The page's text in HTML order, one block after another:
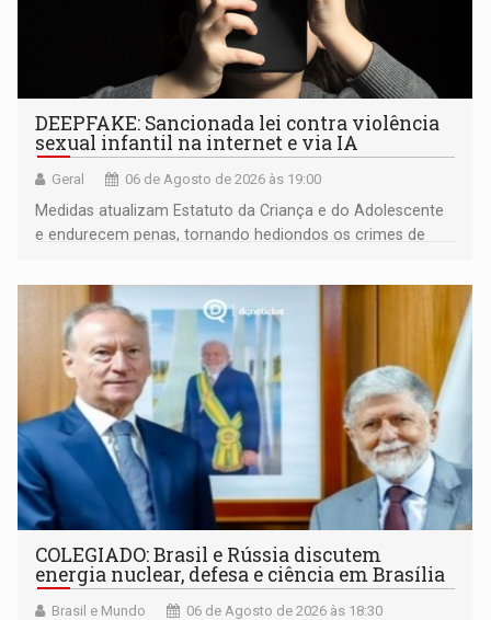
DEEPFAKE: Sancionada lei contra violência
sexual infantil na internet e via IA
Geral 06 de Agosto de 2026 às 19:00
Medidas atualizam Estatuto da Criança e do Adolescente
e endurecem penas, tornando hediondos os crimes de
COLEGIADO: Brasil e Rússia discutem
energia nuclear, defesa e ciência em Brasília
Brasil e Mundo 06 de Agosto de 2026 às 18:30